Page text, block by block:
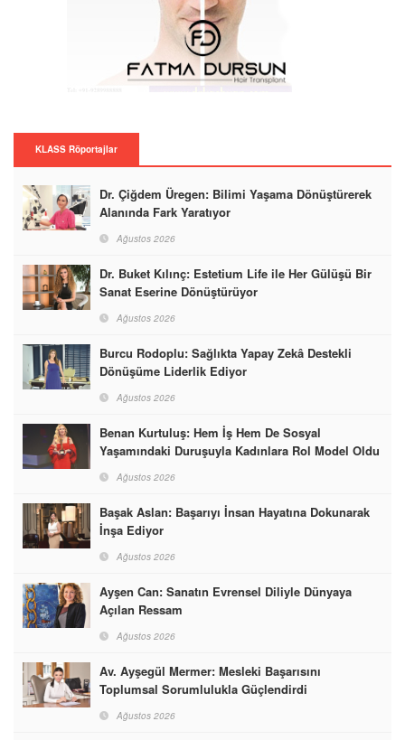
KLASS Röportajlar
Dr. Çiğdem Üregen: Bilimi Yaşama Dönüştürerek
Alanında Fark Yaratıyor
Ağustos 2026
Dr. Buket Kılınç: Estetium Life ile Her Gülüşü Bir
Sanat Eserine Dönüştürüyor
Ağustos 2026
Burcu Rodoplu: Sağlıkta Yapay Zekâ Destekli
Dönüşüme Liderlik Ediyor
Ağustos 2026
Benan Kurtuluş: Hem İş Hem De Sosyal
Yaşamındaki Duruşuyla Kadınlara Rol Model Oldu
Ağustos 2026
Başak Aslan: Başarıyı İnsan Hayatına Dokunarak
İnşa Ediyor
Ağustos 2026
Ayşen Can: Sanatın Evrensel Diliyle Dünyaya
Açılan Ressam
Ağustos 2026
Av. Ayşegül Mermer: Mesleki Başarısını
Toplumsal Sorumlulukla Güçlendirdi
Ağustos 2026